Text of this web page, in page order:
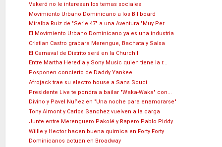
Vakeró no le interesan los temas sociales
Movimiento Urbano Dominicano a los Billboard
Miralba Ruiz de "Serie 47" a una Aventura "Muy Per...
El Movimiento Urbano Dominicano ya es una industria
Cristian Castro grabara Merengue, Bachata y Salsa
El Carnaval de Distrito será en la Churchill
Entre Martha Heredia y Sony Music quien tiene la r...
Posponen concierto de Daddy Yankee
Afrojack trae su electro house a Sans Souci
Presidente Live te pondra a bailar "Waka-Waka" con...
Divino y Pavel Nuñez en "Una noche para enamorarse"
Tony Almont y Carlos Sanchez vuelven a la carga
Junte entre Merenguero Pakolé y Rapero Pablo Piddy
Willie y Hector hacen buena quimica en Forty Forty
Dominicanos actuan en Broadway